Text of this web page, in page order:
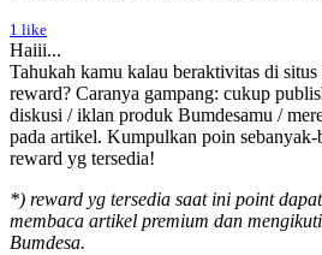
1 like
Haiii...
Tahukah kamu kalau beraktivitas di
reward? Caranya gampang: cukup
diskusi / iklan produk Bumdesamu /
pada artikel. Kumpulkan poin
reward yg tersedia!
*) reward yg tersedia saat ini point
membaca artikel premium dan
Bumdesa.